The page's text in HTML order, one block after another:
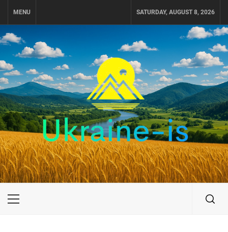
MENU SATURDAY, AUGUST 8, 2026
UKRAINE-IS
ПОДОРОЖI ПО УКРАЇНІ
Primary